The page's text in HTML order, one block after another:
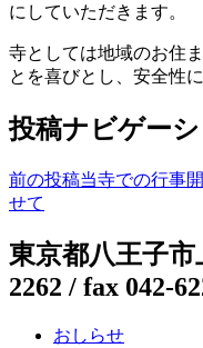
にしていただきます。
寺としては地域のお住
とを喜びとし、安全性
投稿ナビゲー
前の投稿当寺での行事
せて
東京都八王子
2262 / fax 042-
おしらせ